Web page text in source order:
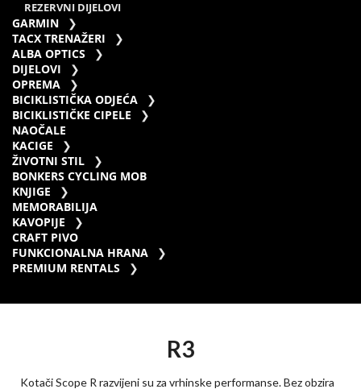
REZERVNI DIJELOVI
GARMIN
TACX TRENAŽERI
ALBA OPTICS
DIJELOVI
OPREMA
BICIKLISTIČKA ODJEĆA
BICIKLISTIČKE CIPELE
NAOČALE
KACIGE
ŽIVOTNI STIL
BONKERS CYCLING MOB
KNJIGE
MEMORABILIJA
KAVOPIJE
CRAFT PIVO
FUNKCIONALNA HRANA
PREMIUM RENTALS
R3
Kotači Scope R razvijeni su za vrhinske performanse. Bez obzira